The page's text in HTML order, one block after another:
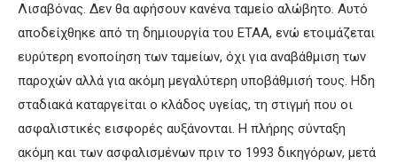
Λισαβόνας. Δεν θα αφήσουν κανένα ταμείο αλώβητο. Αυτό
αποδείχθηκε από τη δημιουργία του ΕΤΑΑ, ενώ ετοιμάζεται
ευρύτερη ενοποίηση των ταμείων, όχι για αναβάθμιση των
παροχών αλλά για ακόμη μεγαλύτερη υποβάθμισή τους. Ηδη
σταδιακά καταργείται ο κλάδος υγείας, τη στιγμή που οι
ασφαλιστικές εισφορές αυξάνονται. Η πλήρης σύνταξη
ακόμη και των ασφαλισμένων πριν το 1993 δικηγόρων, μετά